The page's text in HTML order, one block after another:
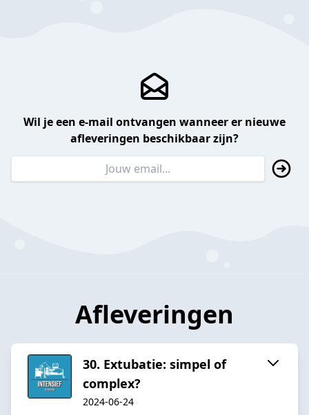
Wil je een e-mail ontvangen wanneer er nieuwe
afleveringen beschikbaar zijn?
Afleveringen
30. Extubatie: simpel of
complex?
2024-06-24